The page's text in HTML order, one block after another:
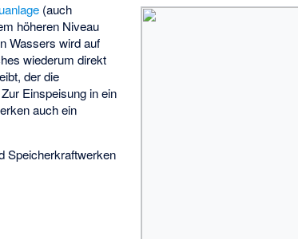
(auch
höheren Niveau
Wassers wird auf
wiederum direkt
der die
Einspeisung in ein
auch ein
Speicherkraftwerken